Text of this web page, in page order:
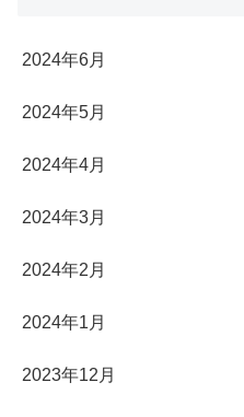
2024年6月
2024年5月
2024年4月
2024年3月
2024年2月
2024年1月
2023年12月